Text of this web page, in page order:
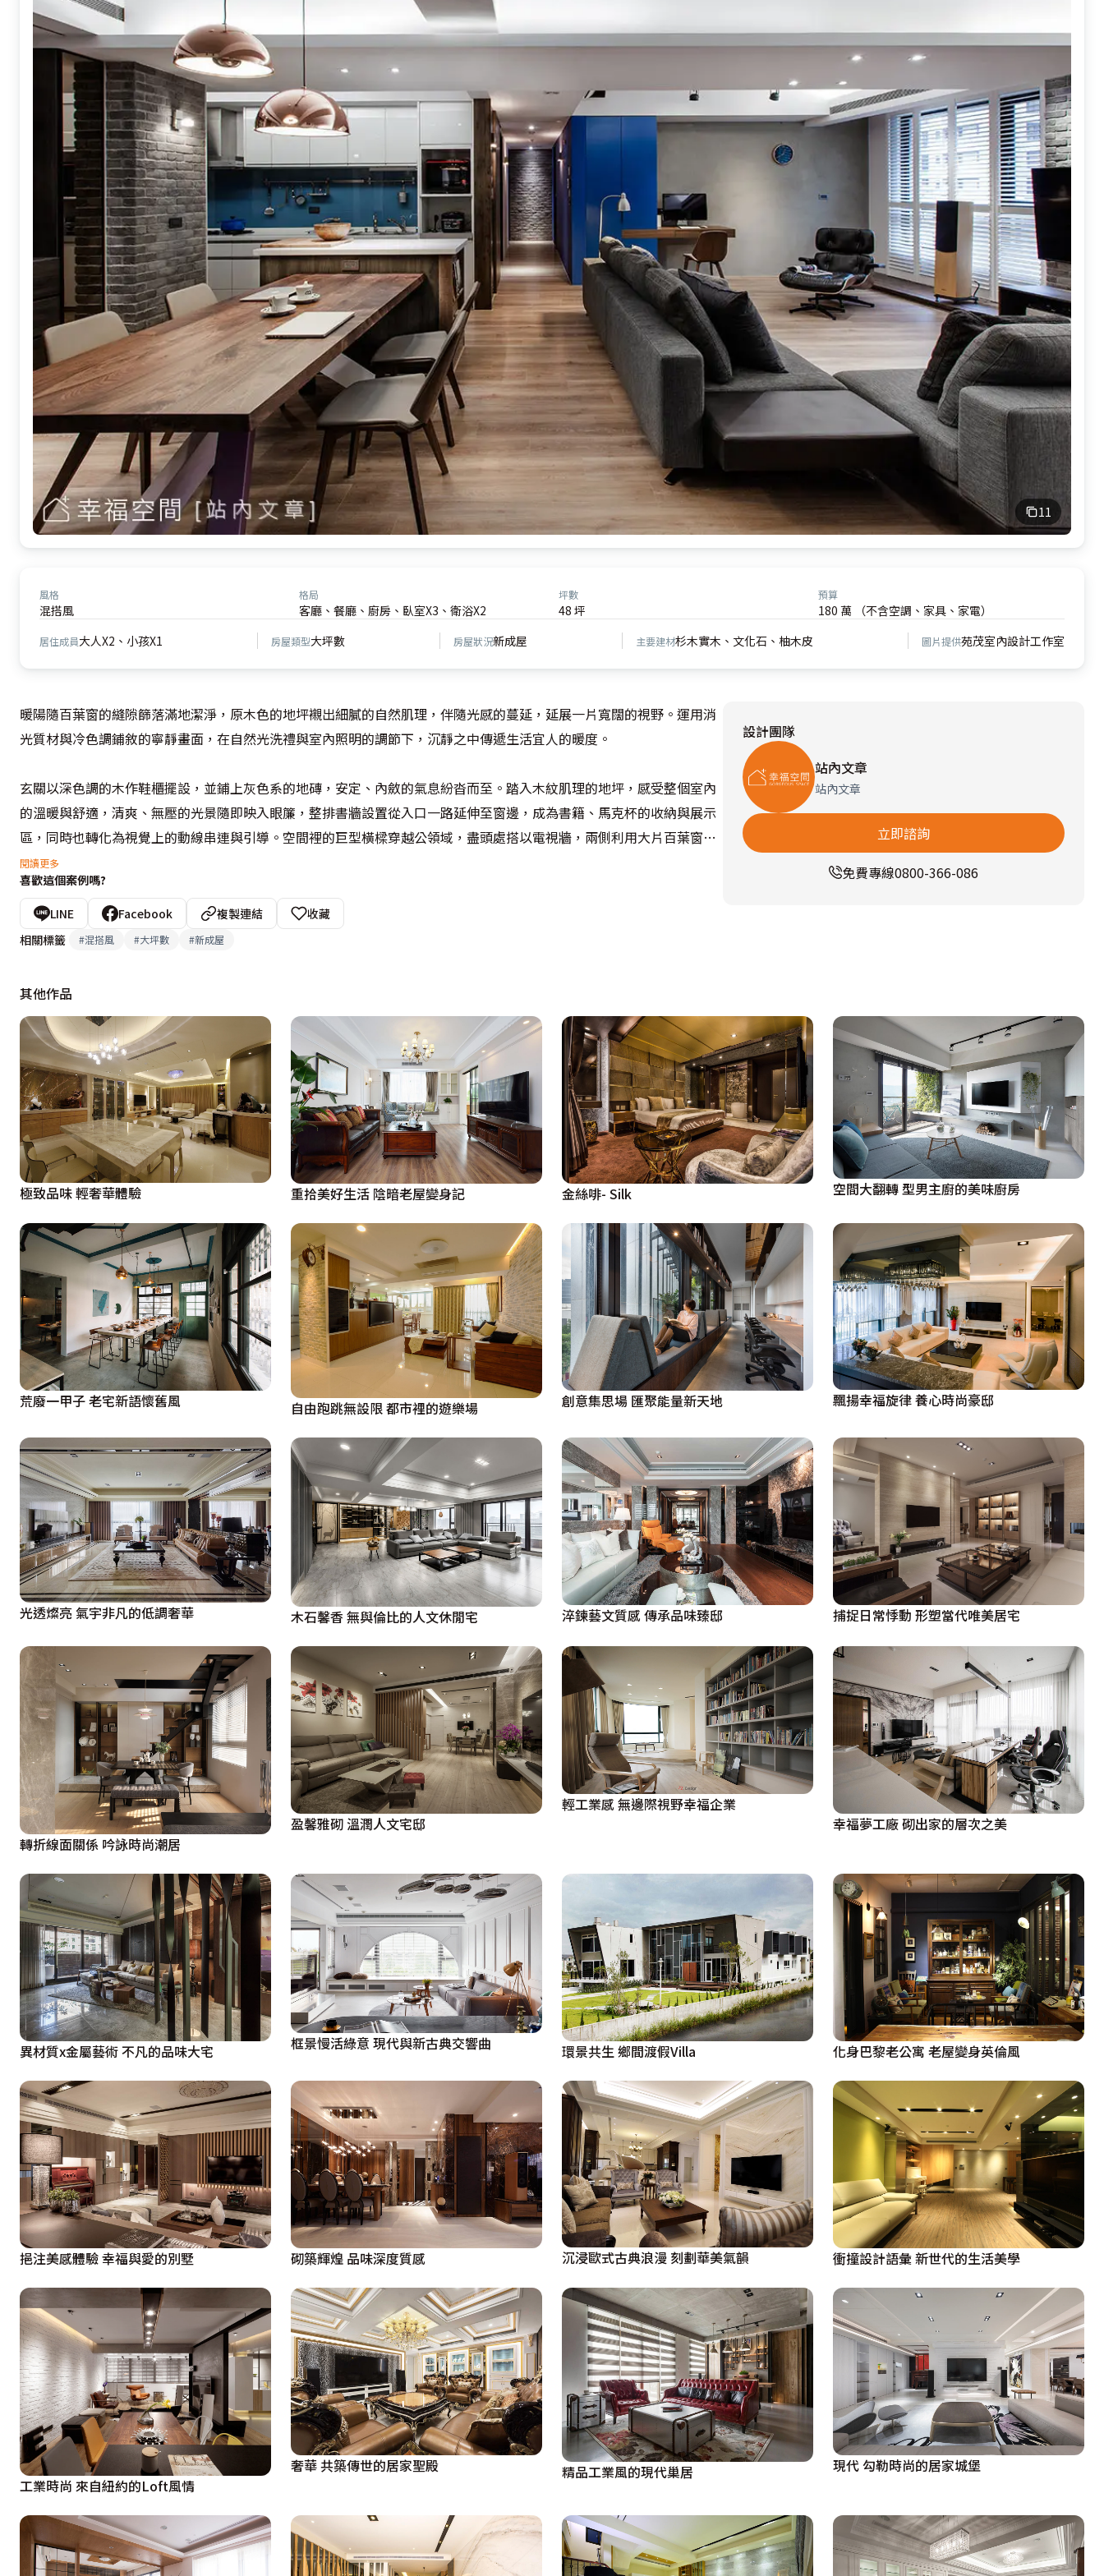
11
風格
混搭風
格局
客廳、餐廳、廚房、臥室X3、衛浴X2
坪數
48 坪
預算
180 萬 （不含空調、家具、家電）
居住成員大人X2、小孩X1 房屋類型大坪數 房屋狀況新成屋 主要建材杉木實木、文化石、柚木皮 圖片提供苑茂室內設計工作室
暖陽隨百葉窗的縫隙篩落滿地潔淨，原木色的地坪襯出細膩的自然肌理，伴隨光感的蔓延，延展一片寬闊的視野。運用消
光質材與冷色調鋪敘的寧靜畫面，在自然光洗禮與室內照明的調節下，沉靜之中傳遞生活宜人的暖度。
玄關以深色調的木作鞋櫃擺設，並鋪上灰色系的地磚，安定、內斂的氣息紛沓而至。踏入木紋肌理的地坪，感受整個室內
的溫暖與舒適，清爽、無壓的光景隨即映入眼簾，整排書牆設置從入口一路延伸至窗邊，成為書籍、馬克杯的收納與展示
區，同時也轉化為視覺上的動線串連與引導。空間裡的巨型橫樑穿越公領域，盡頭處搭以電視牆，兩側利用大片百葉窗的
搭配，營造出休閒氣氛；朱逸民設計師藉由文化石電視主牆、粗獷感的木作紋理，襯出優雅與精緻的葉片線條，而隨著窗
面的角度調整，兼具隱私的同時，更保有隨時切換日光的彈性，創造室內多變表情。
將原書房的隔間牆拆除，僅在客廳旁的一個小角落，乘著深藍色收納櫃體的側邊，搭架獨立的木紋書桌，流露現代人文的
場域。朱逸民設計師利用文化石與自然原木建構餐廚區的情境，在一片低調沉穩的色調裡，金屬質感的燈飾點綴，提升視
需求。
希望營造出風格旅店般的情境與氛圍，主臥裡以細緻木紋的地板做為鋪敘，湛藍色妝點壁面，包覆感的線條勾勒床頭造
型，兩側搭以對稱的鐵件壁燈，濃濃的中性風采帶出主牆視覺。仿岩石的磁磚以自然線條描繪電視牆，刻意降低牆體高
度，讓視線達到輕鬆無壓，形塑休閒、愜意的飯店氛圍；電視牆的背面結合化妝書桌機能，後方則以霧玻推門區隔更衣空
間，滿足屋主對生活的各種需求；此外，還特別預留一間孩童長大後的獨立臥室，以繽紛的色彩揮灑一室，調和出愉快的
空間氛圍。
閱讀更多
喜歡這個案例嗎?
LINE Facebook 複製連結
收藏
相關標籤
#混搭風 #大坪數 #新成屋
設計團隊
站內文章
站內文章
立即諮詢
免費專線0800-366-086
其他作品
極致品味 輕奢華體驗 重拾美好生活 陰暗老屋變身記 金絲啡- Silk 空間大翻轉 型男主廚的美味廚房
荒廢一甲子 老宅新語懷舊風 自由跑跳無設限 都市裡的遊樂場 創意集思場 匯聚能量新天地 飄揚幸福旋律 養心時尚豪邸
光透燦亮 氣宇非凡的低調奢華 木石馨香 無與倫比的人文休閒宅 淬鍊藝文質感 傳承品味臻邸 捕捉日常悸動 形塑當代唯美居宅
轉折線面關係 吟詠時尚潮居
盈馨雅砌 溫潤人文宅邸
輕工業感 無邊際視野幸福企業
幸福夢工廠 砌出家的層次之美
異材質x金屬藝術 不凡的品味大宅 框景慢活綠意 現代與新古典交響曲 環景共生 鄉間渡假Villa 化身巴黎老公寓 老屋變身英倫風
挹注美感體驗 幸福與愛的別墅 砌築輝煌 品味深度質感 沉浸歐式古典浪漫 刻劃華美氣韻 衝撞設計語彙 新世代的生活美學
工業時尚 來自紐約的Loft風情
奢華 共築傳世的居家聖殿 精品工業風的現代巢居 現代 勾勒時尚的居家城堡